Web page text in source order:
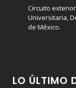
Circuito
Universitaria,
de México.
LO ÚLTIMO